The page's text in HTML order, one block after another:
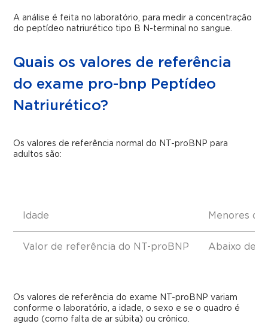
A análise é feita no laboratório, para medir a concentração
do peptídeo natriurético tipo B N-terminal no sangue.
Quais os valores de referência
do exame pro-bnp Peptídeo
Natriurético?
Os valores de referência normal do NT-proBNP para
adultos são:
Idade
Valor de referência do NT-proBNP
Menores de
Abaixo de
Os valores de referência do exame NT-proBNP variam
conforme o laboratório, a idade, o sexo e se o quadro é
agudo (como falta de ar súbita) ou crônico.